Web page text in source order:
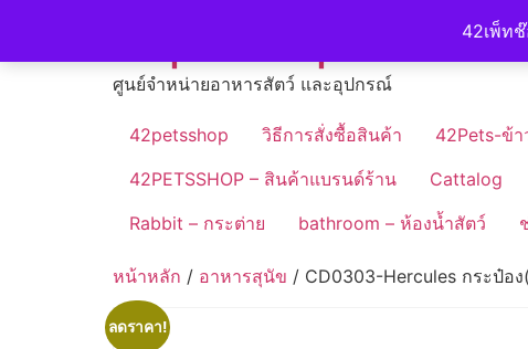
42เพ็ท
content
ศูนย์จำหน่ายอาหารสัตว์ และอุปกรณ์
42petsshop วิธีการสั่งซื้อสินค้า 42Pets-ข้า
42PETSSHOP – สินค้าแบรนด์ร้าน
Cattalog
Rabbit – กระต่าย
bathroom – ห้องน้ำสัตว์
หน้าหลัก / อาหารสุนัข / CD0303-Hercules กระป๋อง
ลดราคา!